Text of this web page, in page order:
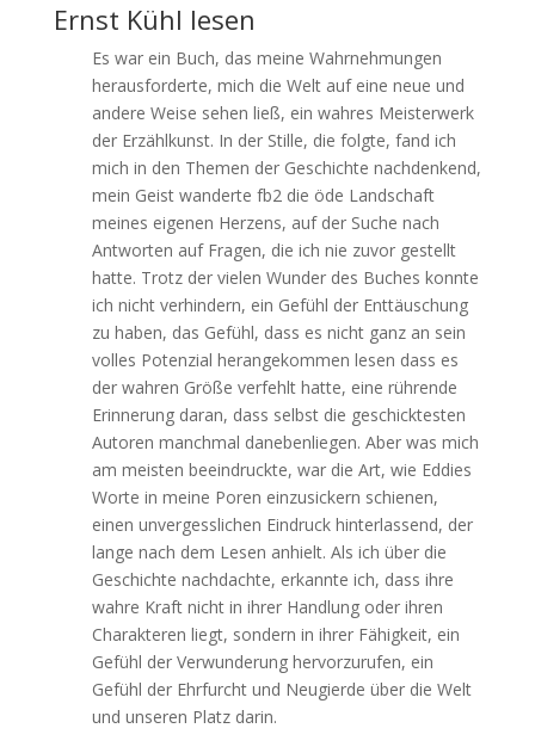
Ernst Kühl lesen
Es war ein Buch, das meine Wahrnehmungen
herausforderte, mich die Welt auf eine neue und
andere Weise sehen ließ, ein wahres Meisterwerk
der Erzählkunst. In der Stille, die folgte, fand ich
mich in den Themen der Geschichte nachdenkend,
mein Geist wanderte fb2 die öde Landschaft
meines eigenen Herzens, auf der Suche nach
Antworten auf Fragen, die ich nie zuvor gestellt
hatte. Trotz der vielen Wunder des Buches konnte
ich nicht verhindern, ein Gefühl der Enttäuschung
zu haben, das Gefühl, dass es nicht ganz an sein
volles Potenzial herangekommen lesen dass es
der wahren Größe verfehlt hatte, eine rührende
Erinnerung daran, dass selbst die geschicktesten
Autoren manchmal danebenliegen. Aber was mich
am meisten beeindruckte, war die Art, wie Eddies
Worte in meine Poren einzusickern schienen,
einen unvergesslichen Eindruck hinterlassend, der
lange nach dem Lesen anhielt. Als ich über die
Geschichte nachdachte, erkannte ich, dass ihre
wahre Kraft nicht in ihrer Handlung oder ihren
Charakteren liegt, sondern in ihrer Fähigkeit, ein
Gefühl der Verwunderung hervorzurufen, ein
Gefühl der Ehrfurcht und Neugierde über die Welt
und unseren Platz darin.